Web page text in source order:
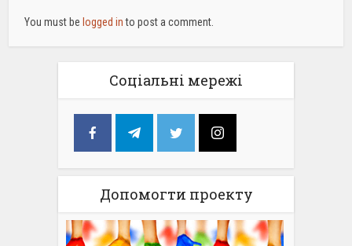
You must be logged into post a comment.
Соціальні мережі
Допомогти проекту